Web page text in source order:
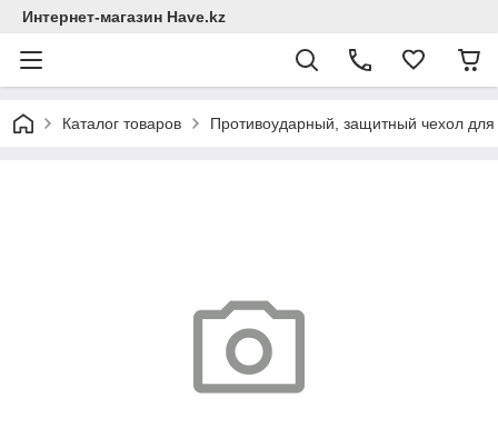
Интернет-магазин Have.kz
Каталог товаров Противоударный, защитный чехол